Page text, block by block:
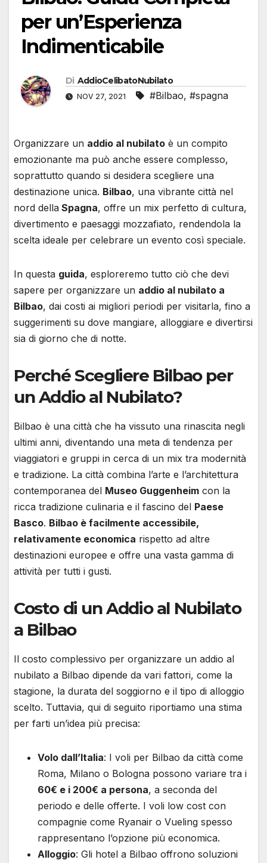
per un’Esperienza
Indimenticabile
Di AddioCelibatoNubilato
NOV 27, 2021 #Bilbao, #spagna
Organizzare un addio al nubilato è un compito
emozionante ma può anche essere complesso,
soprattutto quando si desidera scegliere una
destinazione unica. Bilbao, una vibrante città nel
nord della Spagna, offre un mix perfetto di cultura,
divertimento e paesaggi mozzafiato, rendendola la
scelta ideale per celebrare un evento così speciale.
In questa guida, esploreremo tutto ciò che devi
sapere per organizzare un addio al nubilato a
Bilbao, dai costi ai migliori periodi per visitarla, fino a
suggerimenti su dove mangiare, alloggiare e divertirsi
sia di giorno che di notte.
Perché Scegliere Bilbao per
un Addio al Nubilato?
Bilbao è una città che ha vissuto una rinascita negli
ultimi anni, diventando una meta di tendenza per
viaggiatori e gruppi in cerca di un mix tra modernità
e tradizione. La città combina l’arte e l’architettura
contemporanea del Museo Guggenheim con la
ricca tradizione culinaria e il fascino del Paese
Basco. Bilbao è facilmente accessibile,
relativamente economica rispetto ad altre
destinazioni europee e offre una vasta gamma di
attività per tutti i gusti.
Costo di un Addio al Nubilato
a Bilbao
Il costo complessivo per organizzare un addio al
nubilato a Bilbao dipende da vari fattori, come la
stagione, la durata del soggiorno e il tipo di alloggio
scelto. Tuttavia, qui di seguito riportiamo una stima
per farti un’idea più precisa:
Volo dall’Italia: I voli per Bilbao da città come
Roma, Milano o Bologna possono variare tra i
60€ e i 200€ a persona, a seconda del
periodo e delle offerte. I voli low cost con
compagnie come Ryanair o Vueling spesso
rappresentano l’opzione più economica.
Alloggio: Gli hotel a Bilbao offrono soluzioni